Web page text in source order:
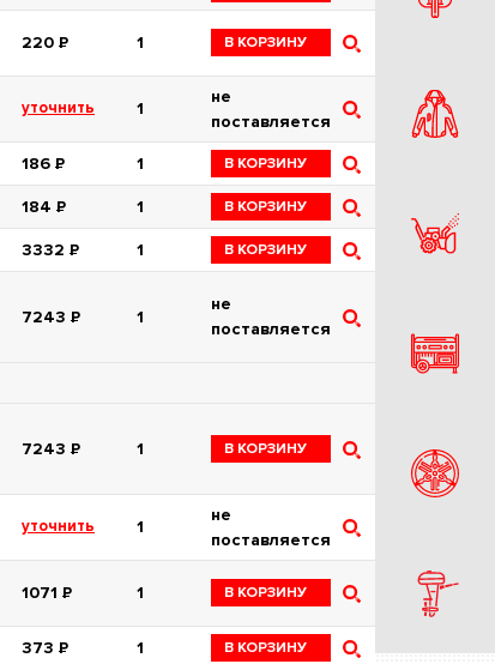
220 Р 1 В КОРЗИНУ
уточнить 1
не
поставляется
186 Р 1 В КОРЗИНУ
184 Р 1 В КОРЗИНУ
3332 Р 1 В КОРЗИНУ
7243 Р 1
не
поставляется
7243 Р 1 В КОРЗИНУ
уточнить 1
не
поставляется
1071 Р 1 В КОРЗИНУ
373 Р 1 В КОРЗИНУ